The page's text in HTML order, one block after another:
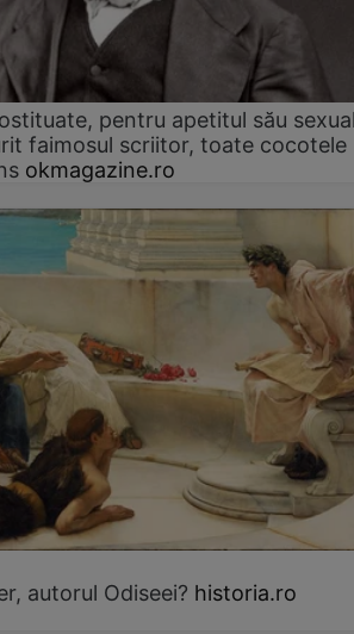
pentru apetitul său
faimosul scriitor, toate cocotele
okmagazine.ro
autorul Odiseei? historia.ro